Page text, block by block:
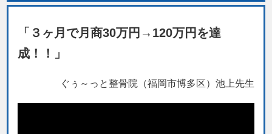
「３ヶ月で月商30万円→120万円を達
成！！」
ぐぅ～っと整骨院（福岡市博多区）池上先生